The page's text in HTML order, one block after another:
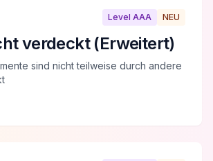
Level AAA NEU
verdeckt (Erweitert)
sind nicht teilweise durch andere